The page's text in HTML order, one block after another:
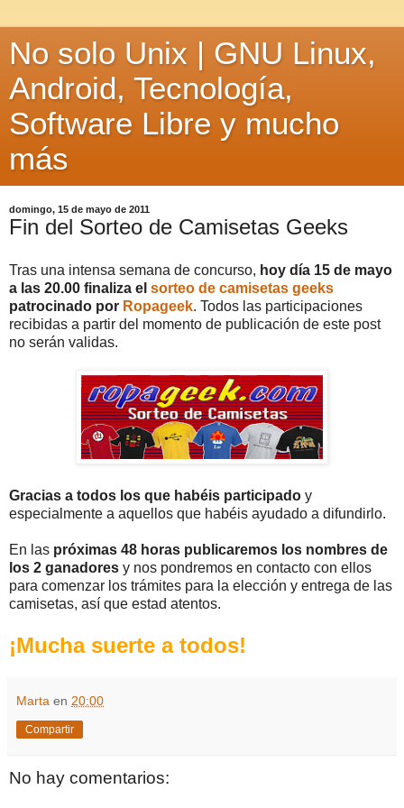
No solo Unix | GNU Linux,
Android, Tecnología,
Software Libre y mucho
más
domingo, 15 de mayo de 2011
Fin del Sorteo de Camisetas Geeks
Tras una intensa semana de concurso, hoy día 15 de mayo
a las 20.00 finaliza el sorteo de camisetas geeks
patrocinado por Ropageek. Todos las participaciones
recibidas a partir del momento de publicación de este post
no serán validas.
Gracias a todos los que habéis participado y
especialmente a aquellos que habéis ayudado a difundirlo.
En las próximas 48 horas publicaremos los nombres de
los 2 ganadores y nos pondremos en contacto con ellos
para comenzar los trámites para la elección y entrega de las
camisetas, así que estad atentos.
¡Mucha suerte a todos!
Marta en 20:00
Compartir
No hay comentarios: